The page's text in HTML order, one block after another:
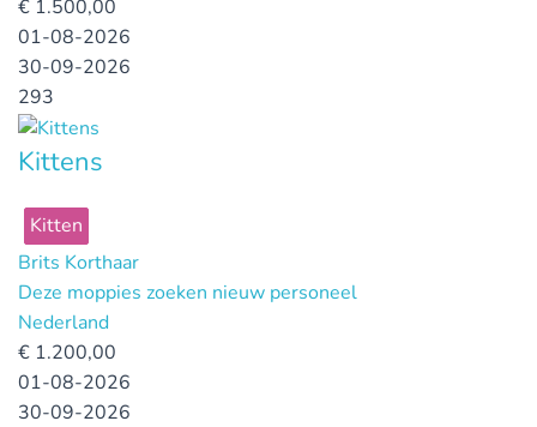
€ 1.500,00
01-08-2026
30-09-2026
293
Kittens
Kitten
Brits Korthaar
Deze moppies zoeken nieuw personeel
Nederland
€ 1.200,00
01-08-2026
30-09-2026